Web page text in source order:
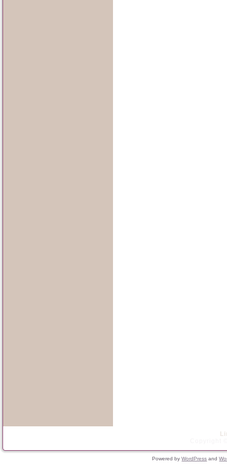
Powered byWordPress and